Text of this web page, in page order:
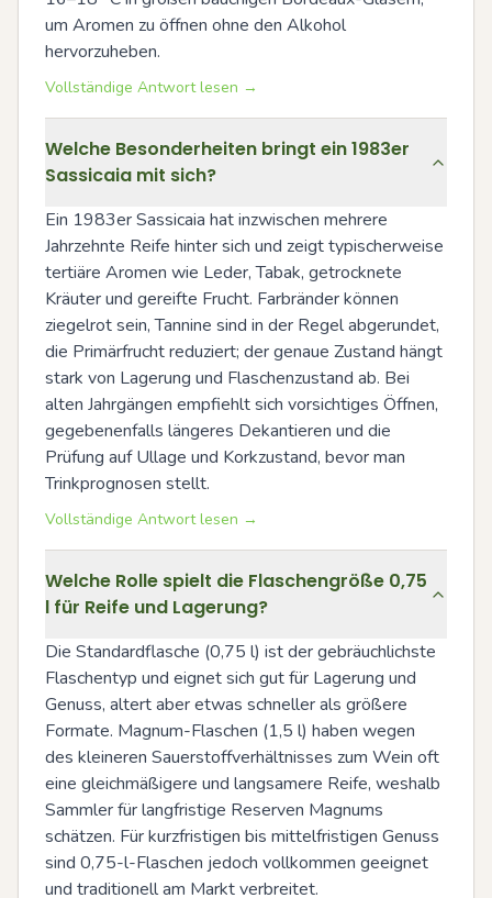
um Aromen zu öffnen ohne den Alkohol
hervorzuheben.
Vollständige Antwort lesen →
Welche Besonderheiten bringt ein 1983er
Sassicaia mit sich?
Ein 1983er Sassicaia hat inzwischen mehrere
Jahrzehnte Reife hinter sich und zeigt typischerweise
tertiäre Aromen wie Leder, Tabak, getrocknete
Kräuter und gereifte Frucht. Farbränder können
ziegelrot sein, Tannine sind in der Regel abgerundet,
die Primärfrucht reduziert; der genaue Zustand hängt
stark von Lagerung und Flaschenzustand ab. Bei
alten Jahrgängen empfiehlt sich vorsichtiges Öffnen,
gegebenenfalls längeres Dekantieren und die
Prüfung auf Ullage und Korkzustand, bevor man
Trinkprognosen stellt.
Vollständige Antwort lesen →
Welche Rolle spielt die Flaschengröße 0,75
l für Reife und Lagerung?
Die Standardflasche (0,75 l) ist der gebräuchlichste
Flaschentyp und eignet sich gut für Lagerung und
Genuss, altert aber etwas schneller als größere
Formate. Magnum-Flaschen (1,5 l) haben wegen
des kleineren Sauerstoffverhältnisses zum Wein oft
eine gleichmäßigere und langsamere Reife, weshalb
Sammler für langfristige Reserven Magnums
schätzen. Für kurzfristigen bis mittelfristigen Genuss
sind 0,75-l-Flaschen jedoch vollkommen geeignet
und traditionell am Markt verbreitet.